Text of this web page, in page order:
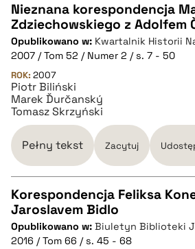
CZYSTY TEKST
pobierz cytat
BIBTEX
pobierz cytat
Nieznana korespondencja
Zdziechowskiego z Adolfem
Opublikowano w: Kwartalnik Historii
2007 / Tom 52 / Numer 2 / s. 7 - 50
ROK: 2007
Piotr Biliński
Marek Ďurčanský
Tomasz Skrzyński
Pełny tekst Zacytuj
CZYSTY TEKST
Korespondencja Feliksa
Jaroslavem Bidlo
Opublikowano w: Biuletyn Biblioteki
2016 / Tom 66 / s. 45 - 68